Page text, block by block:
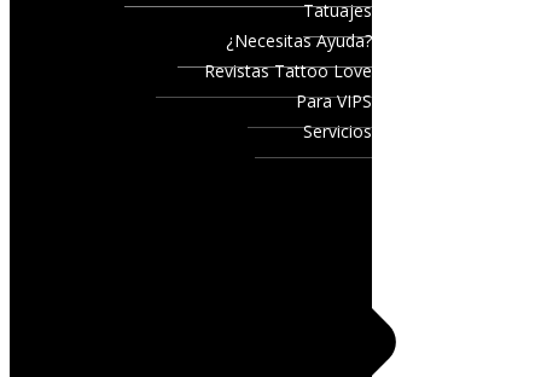
Tatuajes
¿Necesitas Ayuda?
Revistas Tattoo Love
Para VIPS
Servicios